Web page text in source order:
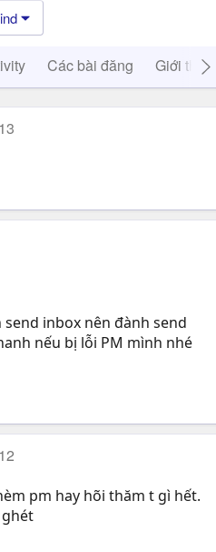
Các bài đăng Giới thiệu
inbox nên đành send
nếu bị lỗi PM mình nhé
pm hay hõi thăm t gì hết.